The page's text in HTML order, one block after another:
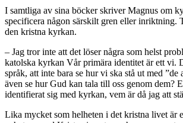
I samtliga av sina böcker skriver Magnus om
specificera någon särskilt gren eller inriktning.
den kristna kyrkan.
– Jag tror inte att det löser några som helst
katolska kyrkan Vår primära identitet är ett vi.
språk, att inte bara se hur vi ska stå ut med ”de
även se hur Gud kan tala till oss genom dem?
identifierat sig med kyrkan, vem är då jag att
Lika mycket som helheten i det kristna livet är